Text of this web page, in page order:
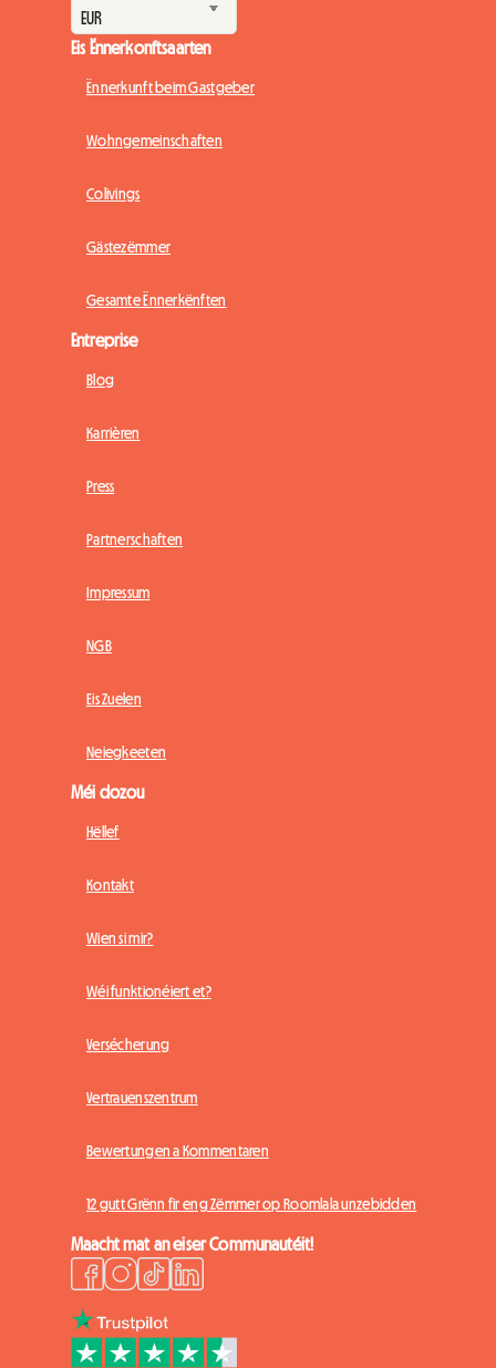
Eis Ënnerkonftsaarten
Ënnerkunft beim Gastgeber
Wohngemeinschaften
Colivings
Gästezëmmer
Gesamte Ënnerkënften
Entreprise
Blog
Karrièren
Press
Partnerschaften
Impressum
NGB
Eis Zuelen
Neiegkeeten
Méi dozou
Hëllef
Kontakt
Wien si mir?
Wéi funktionéiert et?
Versécherung
Vertrauenszentrum
Bewertungen a Kommentaren
12 gutt Grënn fir eng Zëmmer op Roomlala unzebidden
Maacht mat an eiser Communautéit!